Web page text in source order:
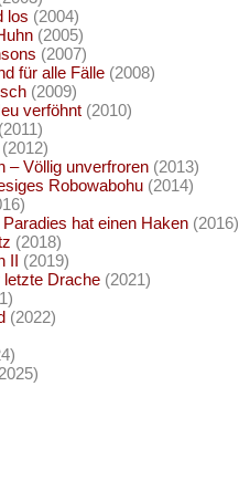
los (2004)
(2005)
(2007)
für alle Fälle (2008)
(2009)
verföhnt (2010)
(2012)
– Völlig unverfroren (2013)
Robowabohu (2014)
hat einen Haken (2016)
(2018)
II (2019)
letzte Drache (2021)
(2022)